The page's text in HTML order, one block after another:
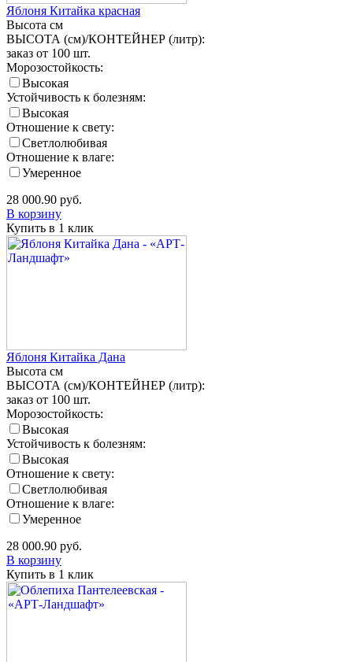
Яблоня Китайка красная
Высота см
ВЫСОТА (см)/КОНТЕЙНЕР (литр):
заказ от 100 шт.
Морозостойкость:
Высокая
Устойчивость к болезням:
Высокая
Отношение к свету:
Светлолюбивая
Отношение к влаге:
Умеренное
28 000.90 руб.
В корзину
Купить в 1 клик
Яблоня Китайка Дана
Высота см
ВЫСОТА (см)/КОНТЕЙНЕР (литр):
заказ от 100 шт.
Морозостойкость:
Высокая
Устойчивость к болезням:
Высокая
Отношение к свету:
Светлолюбивая
Отношение к влаге:
Умеренное
28 000.90 руб.
В корзину
Купить в 1 клик